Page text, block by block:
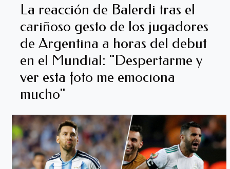
La reacción de Balerdi tras el
cariñoso gesto de los jugadores
de Argentina a horas del debut
en el Mundial: "Despertarme y
ver esta foto me emociona
mucho"